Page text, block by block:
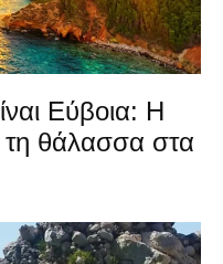
Εύβοια: Η
τη θάλασσα στα